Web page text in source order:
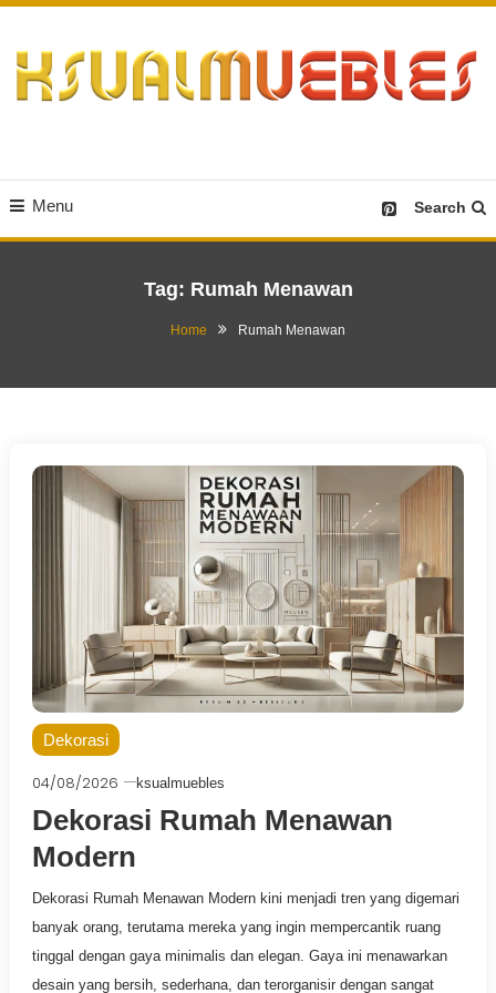
Content
Menu Search
Tag: Rumah Menawan
Home Rumah Menawan
Dekorasi
04/08/2026 ksualmuebles
Dekorasi Rumah Menawan
Modern
Dekorasi Rumah Menawan Modern kini menjadi tren yang digemari
banyak orang, terutama mereka yang ingin mempercantik ruang
tinggal dengan gaya minimalis dan elegan. Gaya ini menawarkan
desain yang bersih, sederhana, dan terorganisir dengan sangat